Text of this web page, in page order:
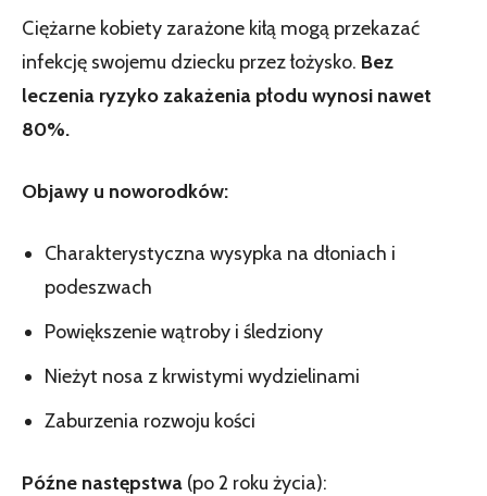
Ciężarne kobiety zarażone kiłą mogą przekazać
infekcję swojemu dziecku przez łożysko. Bez
leczenia ryzyko zakażenia płodu wynosi nawet
80%.
Objawy u noworodków:
Charakterystyczna wysypka na dłoniach i
podeszwach
Powiększenie wątroby i śledziony
Nieżyt nosa z krwistymi wydzielinami
Zaburzenia rozwoju kości
Późne następstwa (po 2 roku życia):